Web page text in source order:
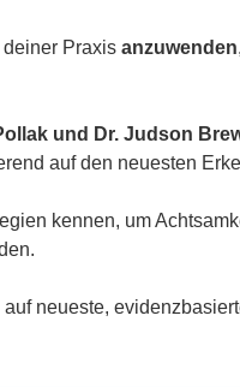
deiner Praxis anzuwenden
und Dr. Judson
auf den neuesten
kennen, um
auf neueste,